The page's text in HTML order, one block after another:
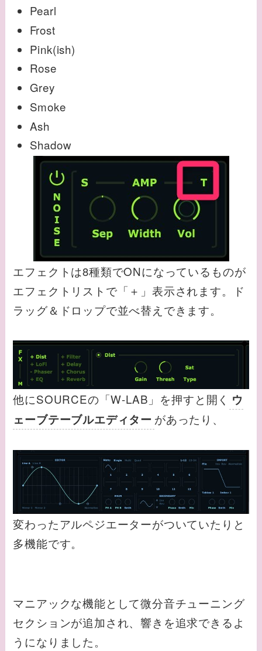
Pearl
Frost
Pink(ish)
Rose
Grey
Smoke
Ash
Shadow
エフェクトは8種類でONになっているものが
エフェクトリストで「＋」表示されます。ド
ラッグ＆ドロップで並べ替えできます。
他にSOURCEの「W-LAB」を押すと開く ウ
ェーブテーブルエディター があったり、
変わったアルペジエーターがついていたりと
多機能です。
マニアックな機能として微分音チューニング
セクションが追加され、響きを追求できるよ
うになりました。